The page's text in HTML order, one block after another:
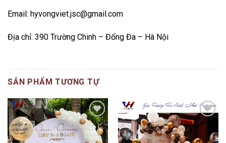
Email: hyvongviet.jsc@gmail.com
Địa chỉ: 390 Trường Chinh – Đống Đa – Hà Nội
SẢN PHẨM TƯƠNG TỰ
Add to
wishlist
Add to